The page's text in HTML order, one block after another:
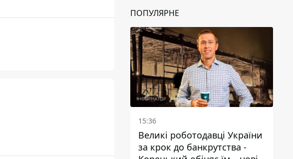
ПОПУЛЯРНЕ
15:36
Великі роботодавці України
за крок до банкрутства -